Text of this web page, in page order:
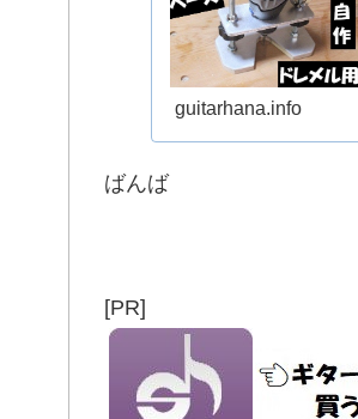
guitarhana.info
ばんば
[PR]